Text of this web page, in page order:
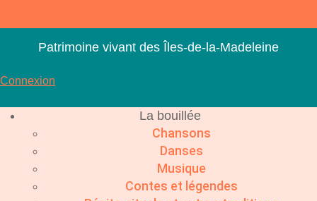
contenu
Patrimoine vivant des Îles-de-la-Madeleine
Connexion
La bouillée
Chansons
Danses
Musique
Contes et légendes